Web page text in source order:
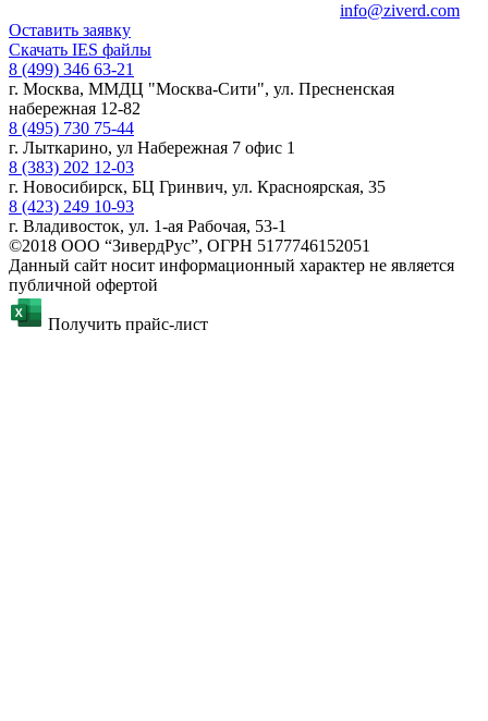
info@ziverd.com
Оставить заявку
Скачать IES файлы
8 (499) 346 63-21
г. Москва, ММДЦ "Москва-Сити", ул. Пресненская
набережная 12-82
8 (495) 730 75-44
г. Лыткарино, ул Набережная 7 офис 1
8 (383) 202 12-03
г. Новосибирск, БЦ Гринвич, ул. Красноярская, 35
8 (423) 249 10-93
г. Владивосток, ул. 1-ая Рабочая, 53-1
©2018 ООО “ЗивердРус”, ОГРН 5177746152051
Данный сайт носит информационный характер не является
публичной офертой
Получить прайс-лист